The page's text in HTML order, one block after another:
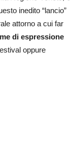
inedito “lancio”
attorno a cui far
di espressione
oppure